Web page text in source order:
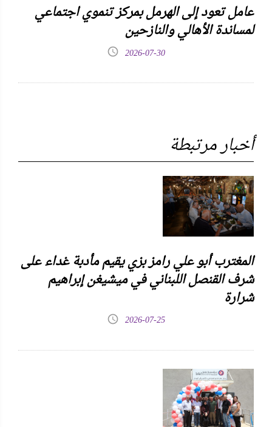
عامل تعود إلى الهرمل بمركز تنموي اجتماعي
لمساندة الأهالي والنازحين
2026-07-30
أخبار مرتبطة
المغترب أبو علي رامز بزي يقيم مأدبة غداء على
شرف القنصل اللبناني في ميشيغن إبراهيم
شرارة
2026-07-25